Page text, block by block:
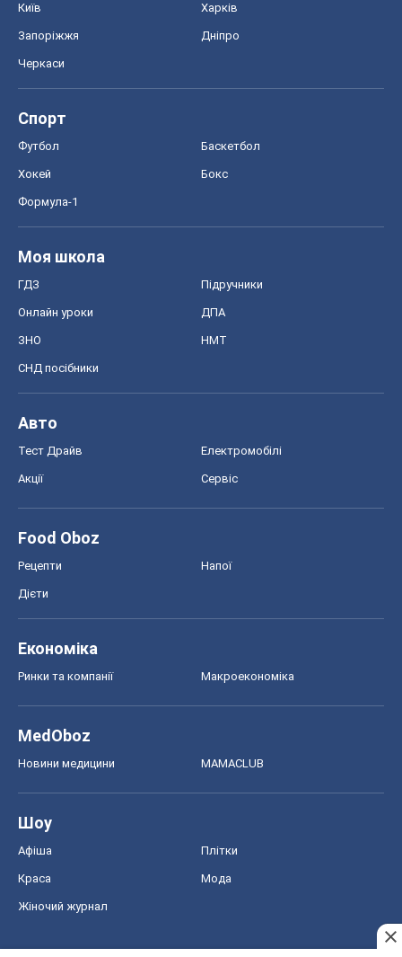
Київ Харків
Запоріжжя Дніпро
Черкаси
Спорт
Футбол Баскетбол
Хокей Бокс
Формула-1
Моя школа
ГДЗ Підручники
Онлайн уроки ДПА
ЗНО НМТ
СНД посібники
Авто
Тест Драйв Електромобілі
Акції Сервіс
Food Oboz
Рецепти Напої
Дієти
Економіка
Ринки та компанії Макроекономіка
MedOboz
Новини медицини MAMACLUB
Шоу
Афіша Плітки
Краса Мода
Жіночий журнал